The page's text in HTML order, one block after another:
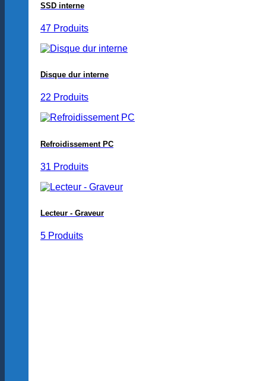
SSD interne
47 Produits
Disque dur interne
22 Produits
Refroidissement PC
31 Produits
Lecteur - Graveur
5 Produits